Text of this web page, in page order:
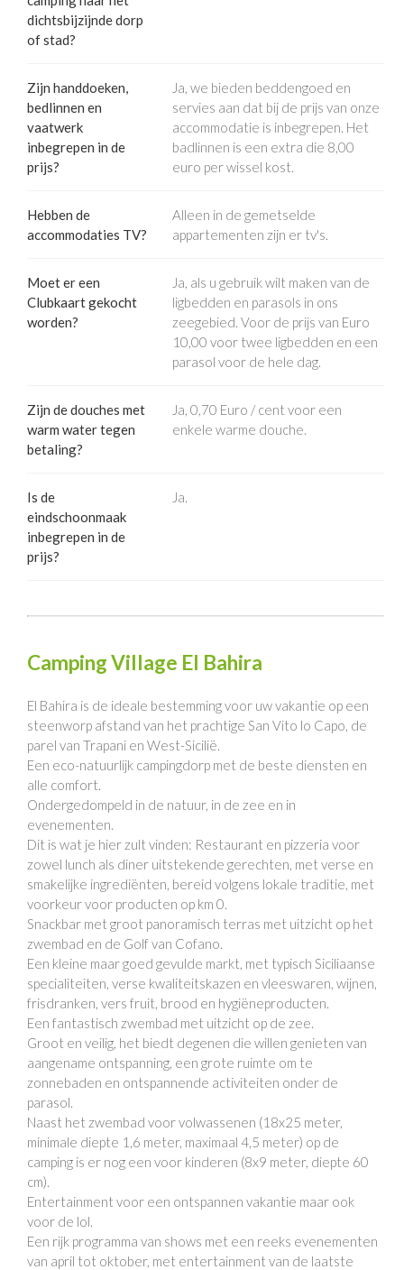
dichtsbijzijnde dorp
of stad?
Zijn handdoeken,
bedlinnen en
vaatwerk
inbegrepen in de
prijs?
Ja, we bieden beddengoed en
servies aan dat bij de prijs van onze
accommodatie is inbegrepen. Het
badlinnen is een extra die 8,00
euro per wissel kost.
Hebben de
accommodaties TV?
Alleen in de gemetselde
appartementen zijn er tv's.
Moet er een
Clubkaart gekocht
worden?
Ja, als u gebruik wilt maken van de
ligbedden en parasols in ons
zeegebied. Voor de prijs van Euro
10,00 voor twee ligbedden en een
parasol voor de hele dag.
Zijn de douches met
warm water tegen
betaling?
Ja, 0,70 Euro / cent voor een
enkele warme douche.
Is de
eindschoonmaak
inbegrepen in de
prijs?
Ja.
Camping Village El Bahira
El Bahira is de ideale bestemming voor uw vakantie op een
steenworp afstand van het prachtige San Vito lo Capo, de
parel van Trapani en West-Sicilië.
Een eco-natuurlijk campingdorp met de beste diensten en
alle comfort.
Ondergedompeld in de natuur, in de zee en in
evenementen.
Dit is wat je hier zult vinden: Restaurant en pizzeria voor
zowel lunch als diner uitstekende gerechten, met verse en
smakelijke ingrediënten, bereid volgens lokale traditie, met
voorkeur voor producten op km 0.
Snackbar met groot panoramisch terras met uitzicht op het
zwembad en de Golf van Cofano.
Een kleine maar goed gevulde markt, met typisch Siciliaanse
specialiteiten, verse kwaliteitskazen en vleeswaren, wijnen,
frisdranken, vers fruit, brood en hygiëneproducten.
Een fantastisch zwembad met uitzicht op de zee.
Groot en veilig, het biedt degenen die willen genieten van
aangename ontspanning, een grote ruimte om te
zonnebaden en ontspannende activiteiten onder de
parasol.
Naast het zwembad voor volwassenen (18x25 meter,
minimale diepte 1,6 meter, maximaal 4,5 meter) op de
camping is er nog een voor kinderen (8x9 meter, diepte 60
cm).
Entertainment voor een ontspannen vakantie maar ook
voor de lol.
Een rijk programma van shows met een reeks evenementen
van april tot oktober, met entertainment van de laatste